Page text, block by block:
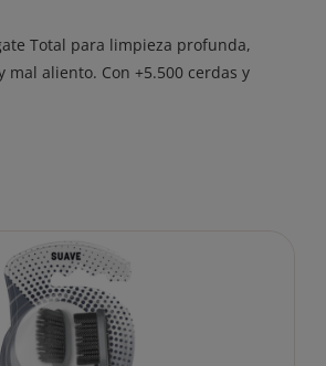
Total para limpieza profunda,
mal aliento. Con +5.500 cerdas y